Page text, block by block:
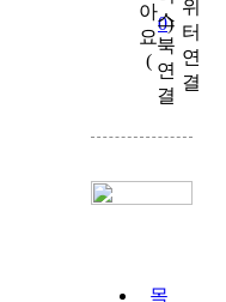
아
요
(
0)
목